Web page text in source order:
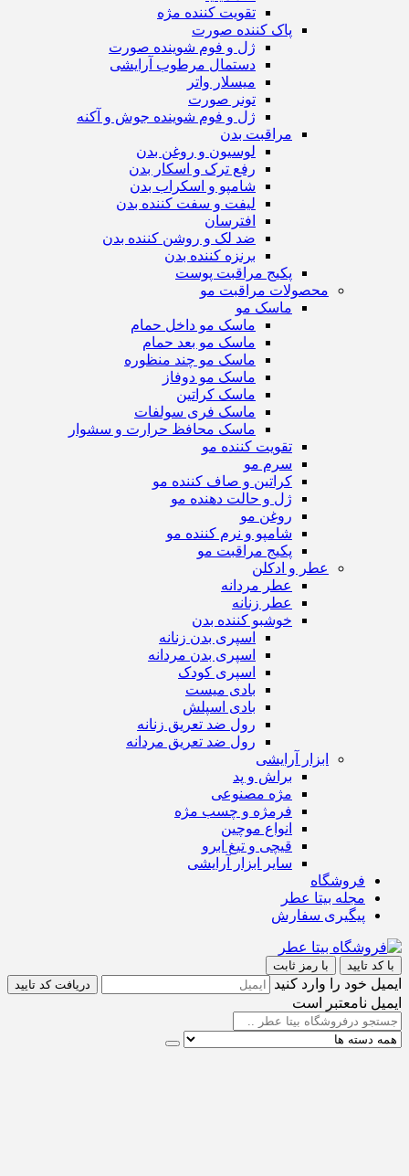
تقویت کننده مژه
پاک کننده صورت
ژل و فوم شوینده صورت
دستمال مرطوب آرایشی
میسلار واتر
تونر صورت
ژل و فوم شوینده جوش و آکنه
مراقبت بدن
لوسیون و روغن بدن
رفع ترک و اسکار بدن
شامپو و اسکراب بدن
لیفت و سفت کننده بدن
افترسان
ضد لک و روشن کننده بدن
برنزه کننده بدن
پکیج مراقبت پوست
محصولات مراقبت مو
ماسک مو
ماسک مو داخل حمام
ماسک مو بعد حمام
ماسک مو چند منظوره
ماسک مو دوفاز
ماسک کراتین
ماسک فری سولفات
ماسک محافظ حرارت و سشوار
تقویت کننده مو
سرم مو
کراتین و صاف کننده مو
ژل و حالت دهنده مو
روغن مو
شامپو و نرم کننده مو
پکیج مراقبت مو
عطر و ادکلن
عطر مردانه
عطر زنانه
خوشبو کننده بدن
اسپری بدن زنانه
اسپری بدن مردانه
اسپری کودک
بادی میست
بادی اسپلش
رول ضد تعریق زنانه
رول ضد تعریق مردانه
ابزار آرایشی
براش و پد
مژه مصنوعی
فرمژه و چسب مژه
انواع موچین
قیچی و تیغ ابرو
سایر ابزار آرایشی
فروشگاه
مجله بیتا عطر
پیگیری سفارش
با کد تایید با رمز ثابت
ایمیل خود را وارد کنید دریافت کد تایید
ایمیل نامعتبر است